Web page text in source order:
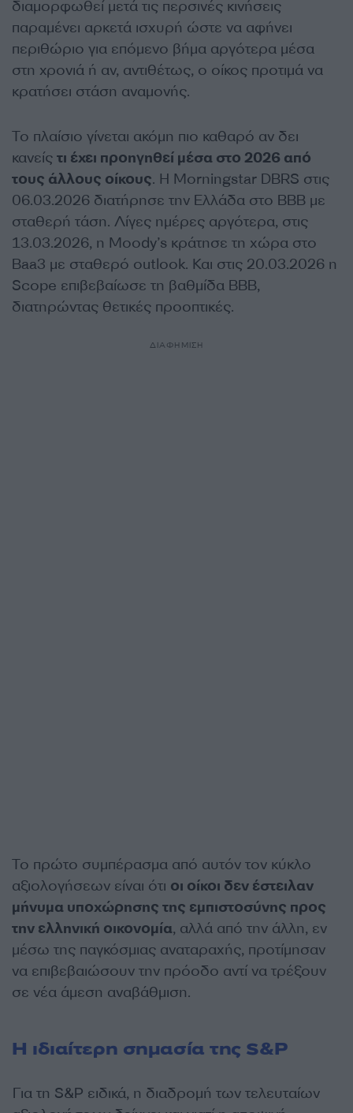
διαμορφωθεί μετά τις περσινές κινήσεις
παραμένει αρκετά ισχυρή ώστε να αφήνει
περιθώριο για επόμενο βήμα αργότερα μέσα
στη χρονιά ή αν, αντιθέτως, ο οίκος προτιμά να
κρατήσει στάση αναμονής.
Το πλαίσιο γίνεται ακόμη πιο καθαρό αν δει
κανείς τι έχει προηγηθεί μέσα στο 2026 από
τους άλλους οίκους. Η Morningstar DBRS στις
06.03.2026 διατήρησε την Ελλάδα στο BBB με
σταθερή τάση. Λίγες ημέρες αργότερα, στις
13.03.2026, η Moody’s κράτησε τη χώρα στο
Baa3 με σταθερό outlook. Και στις 20.03.2026 η
Scope επιβεβαίωσε τη βαθμίδα BBB,
διατηρώντας θετικές προοπτικές.
ΔΙΑΦΗΜΙΣΗ
Το πρώτο συμπέρασμα από αυτόν τον κύκλο
αξιολογήσεων είναι ότι οι οίκοι δεν έστειλαν
μήνυμα υποχώρησης της εμπιστοσύνης προς
την ελληνική οικονομία, αλλά από την άλλη, εν
μέσω της παγκόσμιας αναταραχής, προτίμησαν
να επιβεβαιώσουν την πρόοδο αντί να τρέξουν
σε νέα άμεση αναβάθμιση.
Η ιδιαίτερη σημασία της S&P
Για τη S&P ειδικά, η διαδρομή των τελευταίων